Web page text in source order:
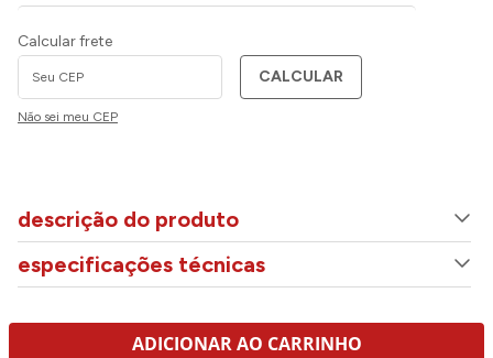
Calcular frete
CALCULAR
Não sei meu CEP
descrição do produto
especificações técnicas
ADICIONAR AO CARRINHO